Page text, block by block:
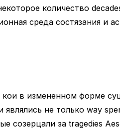
количество
среда состязания и
кои в измененном форме
не только way
созерцали за tragedies